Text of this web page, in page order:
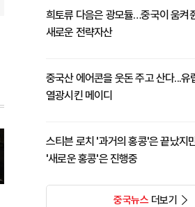
희토류 다음은 광모듈…중국이 움켜
새로운 전략자산
중국산 에어콘을 웃돈 주고 산다...유
열광시킨 메이디
스티븐 로치 '과거의 홍콩'은 끝났지
'새로운 홍콩'은 진행중
중국뉴스더보기